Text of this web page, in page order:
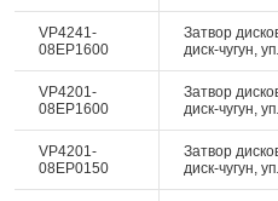
VP4241-
08EP1600
Затвор
диск-чугун,
VP4201-
08EP1600
Затвор
диск-чугун,
VP4201-
08EP0150
Затвор
диск-чугун,